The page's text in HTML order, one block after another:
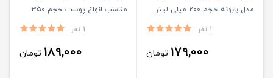
مدل بابونه حجم 200 میلی لیتر
1 نفر
179,000 تومان
مناسب انواع پوست حجم 350
1 نفر
189,000 تومان